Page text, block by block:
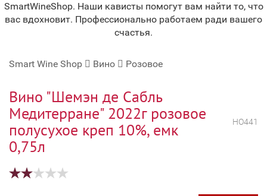
Корпоративным клиентам
Под заказ
Бонусная система
Наша команда
关于我们
Вино безалкогольное
Бренди, Коньяк, Арманьяк
Виски и Бурбон
Пиво и слабоалк. напитки
Ликер
Прочие алкогольные напитки
SmartWineShop. Наши кависты помогут вам найти то, что
вас вдохновит. Профессионально работаем ради вашего
счастья.
Smart Wine Shop Вино Розовое
Вино "Шемэн де Сабль
Медитерране" 2022г розовое
полусухое креп 10%, емк
0,75л
НО441